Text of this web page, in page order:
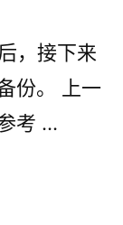
，接下来
份。 上一
考 …